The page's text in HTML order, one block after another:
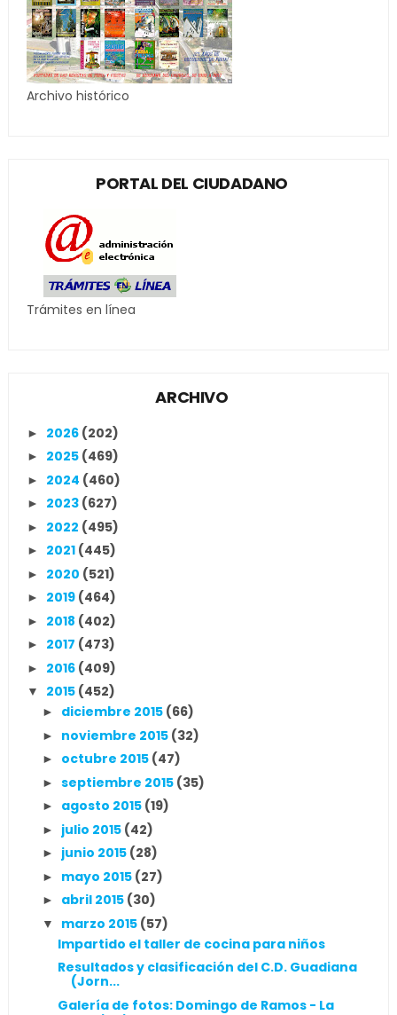
Archivo histórico
PORTAL DEL CIUDADANO
Trámites en línea
ARCHIVO
► 2026 (202)
► 2025 (469)
► 2024 (460)
► 2023 (627)
► 2022 (495)
► 2021 (445)
► 2020 (521)
► 2019 (464)
► 2018 (402)
► 2017 (473)
► 2016 (409)
▼ 2015 (452)
► diciembre 2015 (66)
► noviembre 2015 (32)
► octubre 2015 (47)
► septiembre 2015 (35)
► agosto 2015 (19)
► julio 2015 (42)
► junio 2015 (28)
► mayo 2015 (27)
► abril 2015 (30)
▼ marzo 2015 (57)
Impartido el taller de cocina para niños
Resultados y clasificación del C.D. Guadiana
(Jorn...
Galería de fotos: Domingo de Ramos - La